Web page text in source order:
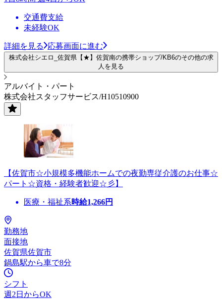
交通費支給
未経験OK
詳細を見る 応募画面に進む
株式会社シエロ_佐賀県【★】佐賀南の携帯ショップ/KB6のその他の求
人を見る
アルバイト・パート
株式会社スタッフサービス/H10510900
【佐賀市☆小規模多機能ホームでの夜勤専従介護のお仕事☆
パート☆資格・経験者歓迎☆彡】
医療・福祉系時給1,266円
勤務地
面接地
佐賀県佐賀市
鍋島駅から車で8分
シフト
週2日からOK